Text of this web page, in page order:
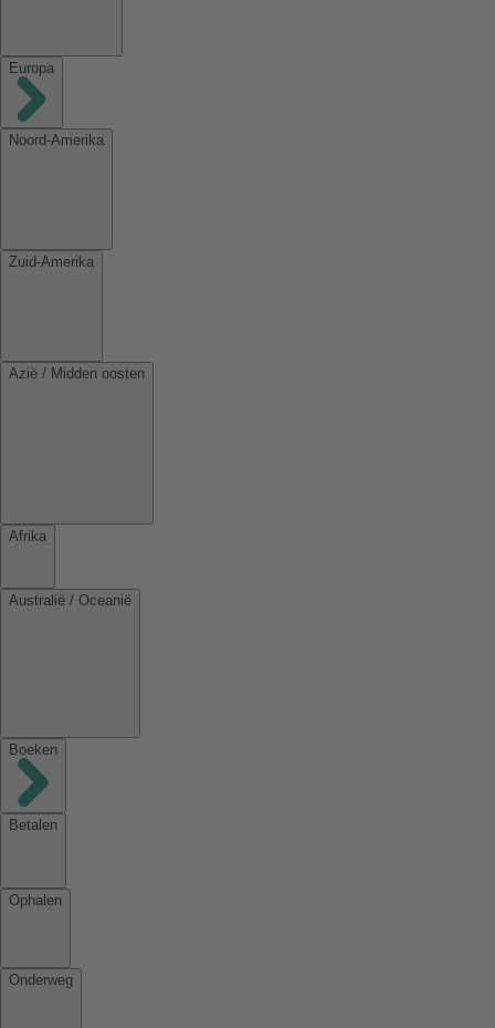
Europa
Noord-Amerika
Zuid-Amerika
Azië / Midden oosten
Afrika
Australië / Oceanië
Boeken
Betalen
Ophalen
Onderweg